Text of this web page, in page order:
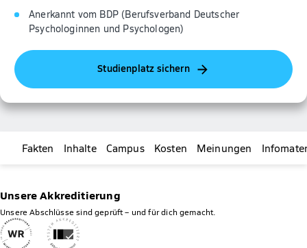
Anerkannt vom BDP (Berufsverband Deutscher
Psychologinnen und Psychologen)
Studienplatz sichern
Fakten Inhalte Campus Kosten Meinungen
Unsere Akkreditierung
Unsere Abschlüsse sind geprüft – und für dich gemacht.